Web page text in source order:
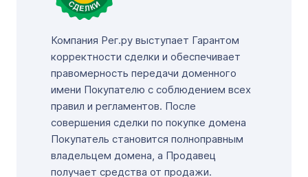
Компания Рег.ру выступает Гарантом
корректности сделки и обеспечивает
правомерность передачи доменного
имени Покупателю с соблюдением всех
правил и регламентов. После
совершения сделки по покупке домена
Покупатель становится полноправным
владельцем домена, а Продавец
получает средства от продажи.